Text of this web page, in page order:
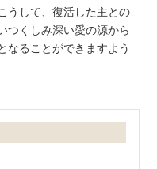
うして、復活した主との
つくしみ深い愛の源から
なることができますよう